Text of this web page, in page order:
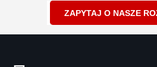
ZAPYTAJ O NASZE